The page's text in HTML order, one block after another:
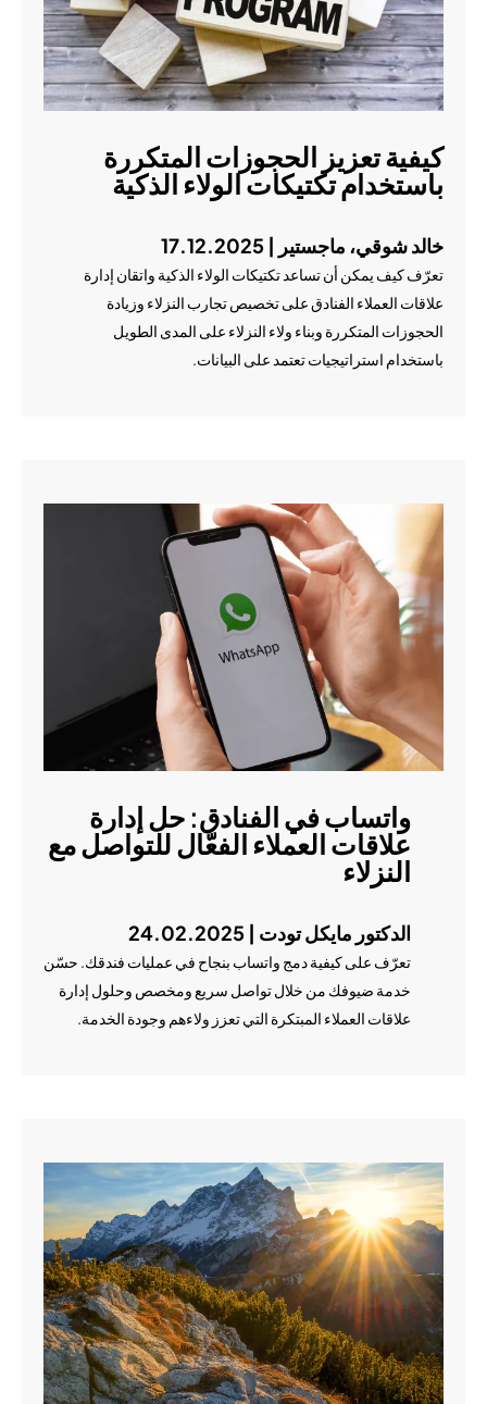
كيفية تعزيز الحجوزات المتكررة
باستخدام تكتيكات الولاء الذكية
خالد شوقي، ماجستير | 17.12.2025
تعرّف كيف يمكن أن تساعد تكتيكات الولاء الذكية واتقان إدارة
علاقات العملاء الفنادق على تخصيص تجارب النزلاء وزيادة
الحجوزات المتكررة وبناء ولاء النزلاء على المدى الطويل
باستخدام استراتيجيات تعتمد على البيانات.
واتساب في الفنادق: حل إدارة
علاقات العملاء الفعّال للتواصل مع
النزلاء
الدكتور مايكل تودت | 24.02.2025
تعرّف على كيفية دمج واتساب بنجاح في عمليات فندقك. حسّن
خدمة ضيوفك من خلال تواصل سريع ومخصص وحلول إدارة
علاقات العملاء المبتكرة التي تعزز ولاءهم وجودة الخدمة.